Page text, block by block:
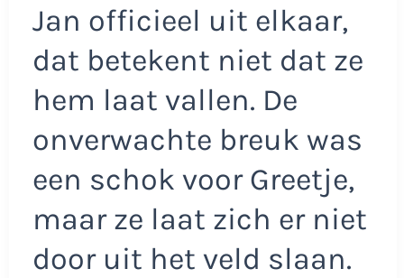
Jan officieel uit elkaar,
dat betekent niet dat ze
hem laat vallen. De
onverwachte breuk was
een schok voor Greetje,
maar ze laat zich er niet
door uit het veld slaan.